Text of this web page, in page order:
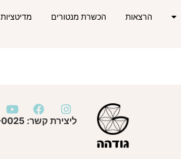
הרצאות הכשרת מנטורים מדיטציות
ליצירת קשר: 053-477-0025